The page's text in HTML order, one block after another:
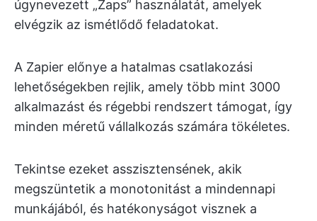
úgynevezett „Zaps” használatát, amelyek
elvégzik az ismétlődő feladatokat.
A Zapier előnye a hatalmas csatlakozási
lehetőségekben rejlik, amely több mint 3000
alkalmazást és régebbi rendszert támogat, így
minden méretű vállalkozás számára tökéletes.
Tekintse ezeket asszisztensének, akik
megszüntetik a monotonitást a mindennapi
munkájából, és hatékonyságot visznek a